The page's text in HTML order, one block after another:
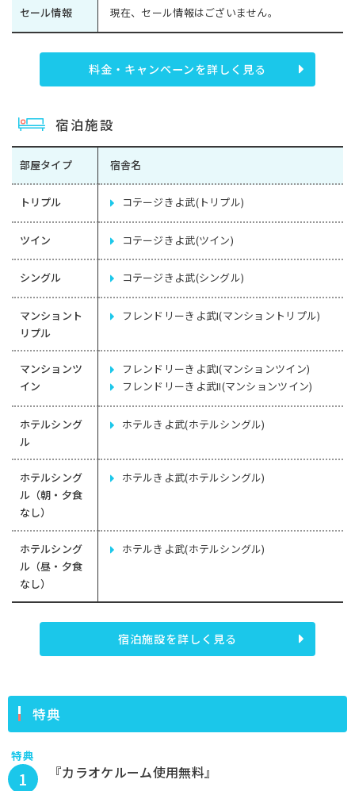
セール情報 現在、セール情報はございません。
料金・キャンペーンを詳しく見る
宿泊施設
部屋タイプ 宿舎名
トリプル コテージきよ武(トリプル)
ツイン コテージきよ武(ツイン)
シングル コテージきよ武(シングル)
マンショント
リプル
フレンドリーきよ武I(マンショントリプル)
マンションツ
イン
フレンドリーきよ武I(マンションツイン)
フレンドリーきよ武II(マンションツイン)
ホテルシング
ル
ホテルきよ武(ホテルシングル)
ホテルシング
ル（朝・夕食
なし）
ホテルきよ武(ホテルシングル)
ホテルシング
ル（昼・夕食
なし）
ホテルきよ武(ホテルシングル)
宿泊施設を詳しく見る
特典
特典
1 『カラオケルーム使用無料』